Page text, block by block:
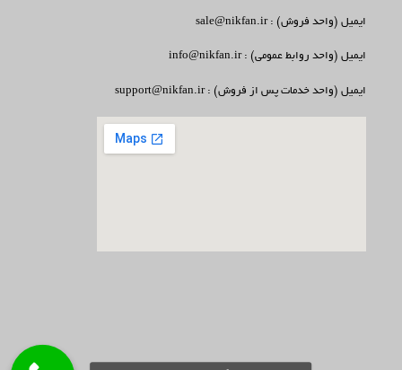
ایمیل (واحد فروش) : sale@nikfan.ir
ایمیل (واحد روابط عمومی) : info@nikfan.ir
ایمیل (واحد خدمات پس از فروش) : support@nikfan.ir